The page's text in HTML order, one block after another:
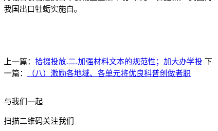
我国出口牡蛎实施自。
上一篇： 拾掇投放.二.加强材料文本的规范性；加大办学投 下
一篇：
（八）激励各地域、各单元将优良科普创做者职
与我们一起
扫描二维码关注我们